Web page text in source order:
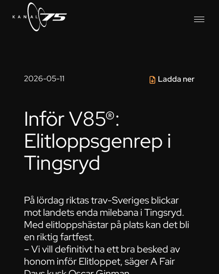
2026-05-11 Ladda ner
Inför V85®:
Elitloppsgenrep i
Tingsryd
På lördag riktas trav-Sveriges blickar
mot landets enda milebana i Tingsryd.
Med elitloppshästar på plats kan det bli
en riktig fartfest.
– Vi vill definitivt ha ett bra besked av
honom inför Elitloppet, säger A Fair